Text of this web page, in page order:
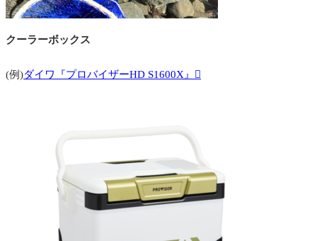
クーラーボックス
(例)ダイワ『プロバイザーHD S1600X』